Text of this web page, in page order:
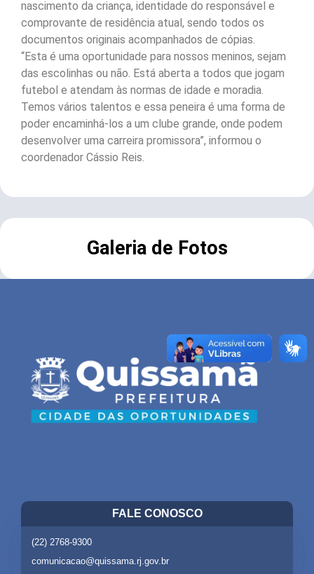
nascimento da criança, identidade do responsável e
comprovante de residência atual, sendo todos os
documentos originais acompanhados de cópias.
“Esta é uma oportunidade para nossos meninos, sejam
das escolinhas ou não. Está aberta a todos que jogam
futebol e atendam às normas de idade e moradia.
Temos vários talentos e essa peneira é uma forma de
poder encaminhá-los a um clube grande, onde podem
desenvolver uma carreira promissora”, informou o
coordenador Cássio Reis.
Galeria de Fotos
FALE CONOSCO
(22) 2768-9300
comunicacao@quissama.rj.gov.br